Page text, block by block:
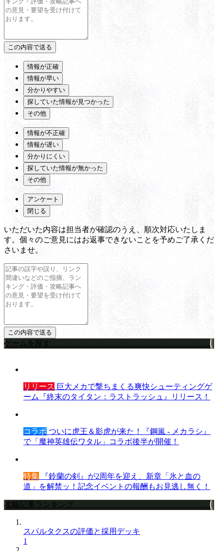
情報が正確
情報が早い
分かりやすい
探していた情報が見つかった
その他
情報が不正確
情報が遅い
分かりにくい
探していた情報が無かった
その他
アンケート
閉じる
いただいた内容は担当者が確認のうえ、順次対応いたしま
す。個々のご意見にはお返事できないことを予めご了承くだ
さいませ。
ゲームを探す
リリース 巨大メカで撃ちまくる爽快シューティングゲ
ーム『終末のタイタン：ラストラッシュ』リリース！
コラボ ついに虎王＆影虎が来た！『鋼嵐 - メカラシ』
で「魔神英雄伝ワタル」コラボ後半が開催！
特集 『鈴蘭の剣』が2周年を迎え、新章「氷と血の
道」を解禁ッ！記念イベントの報酬もお見逃し無く！
攻略記事ランキング
スパルタクスの評価と採用デッキ
1